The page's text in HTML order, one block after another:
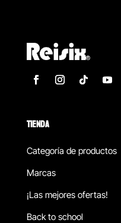
TIENDA
Categoría de productos
Marcas
¡Las mejores ofertas!
Back to school